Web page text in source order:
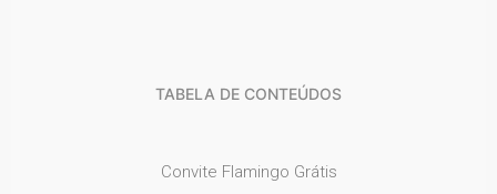
TABELA DE CONTEÚDOS
Convite Flamingo Grátis